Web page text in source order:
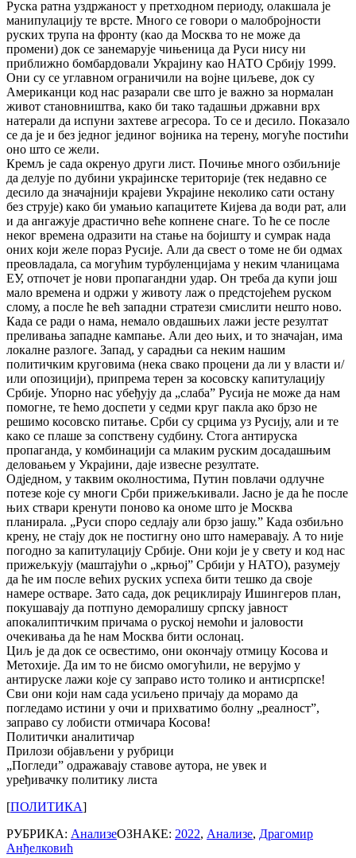
Руска ратна уздржаност у претходном периоду, олакшала је
манипулацију те врсте. Много се говори о малобројности
руских трупа на фронту (као да Москва то не може да
промени) док се занемарује чињеница да Руси нису ни
приближно бомбардовали Украјину као НАТО Србију 1999.
Они су се углавном ограничили на војне циљеве, док су
Американци код нас разарали све што је важно за нормалан
живот становништва, како би тако тадашњи државни врх
натерали да испуни захтеве агресора. То се и десило. Показало
се да је и без једног јединог војника на терену, могуће постићи
оно што се жели.
Кремљ је сада окренуо други лист. Почиње много озбиљније
да делује по дубини украјинске територије (тек недавно се
десило да значајнији крајеви Украјине неколико сати остану
без струје) како би умањио капацитете Кијева да води рат, али
и да ангажује драстично веће копнене снаге. То ће се после
неког времена одразити на стање на бојишту и сумрак нада
оних који желе пораз Русије. Али да свест о томе не би одмах
преовладала, са могућим турбуленцијама у неким чланицама
ЕУ, отпочет је нови пропагандни удар. Он треба да купи још
мало времена и одржи у животу лаж о предстојећем руском
слому, а после ће већ западни стратези смислити нешто ново.
Када се ради о нама, немало овдашњих лажи јесте резултат
преливања западне кампање. Али део њих, и то значајан, има
локалне разлоге. Запад, у сарадњи са неким нашим
политичким круговима (нека свако процени да ли у власти и/
или опозицији), припрема терен за косовску капитулацију
Србије. Упорно нас убеђују да „слаба” Русија не може да нам
помогне, те ћемо доспети у седми круг пакла ако брзо не
решимо косовско питање. Срби су срцима уз Русију, али и те
како се плаше за сопствену судбину. Стога антируска
пропаганда, у комбинацији са млаким руским досадашњим
деловањем у Украјини, даје извесне резултате.
Одједном, у таквим околностима, Путин повлачи одлучне
потезе које су многи Срби прижељкивали. Јасно је да ће после
њих ствари кренути поново ка ономе што је Москва
планирала. „Руси споро седлају али брзо јашу.” Када озбиљно
крену, не стају док не постигну оно што намеравају. А то није
погодно за капитулацију Србије. Они који је у свету и код нас
прижељкују (маштајући о „крњој” Србији у НАТО), разумеју
да ће им после већих руских успеха бити тешко да своје
намере остваре. Зато сада, док рециклирају Ишингеров план,
покушавају да потпуно деморалишу српску јавност
апокалиптичким причама о руској немоћи и јаловости
очекивања да ће нам Москва бити ослонац.
Циљ је да док се освестимо, они окончају отмицу Косова и
Метохије. Да им то не бисмо омогућили, не верујмо у
антируске лажи које су заправо исто толико и антисрпске!
Сви они који нам сада усиљено причају да морамо да
погледамо истини у очи и прихватимо болну „реалност”,
заправо су лобисти отмичара Косова!
Политички аналитичар
Прилози објављени у рубрици
„Погледи” одражавају ставове аутора, не увек и
уређивачку политику листa
[ПОЛИТИКА]
РУБРИКА: АнализеОЗНАКЕ: 2022, Анализе, Драгомир
Анђелковић